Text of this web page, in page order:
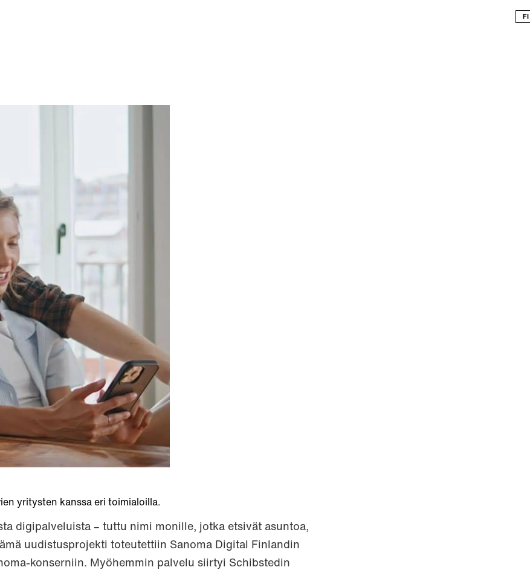
FI
yritysten kanssa eri toimialoilla.
digipalveluista – tuttu nimi monille, jotka etsivät asuntoa,
uudistusprojekti toteutettiin Sanoma Digital Finlandin
konserniin. Myöhemmin palvelu siirtyi Schibstedin